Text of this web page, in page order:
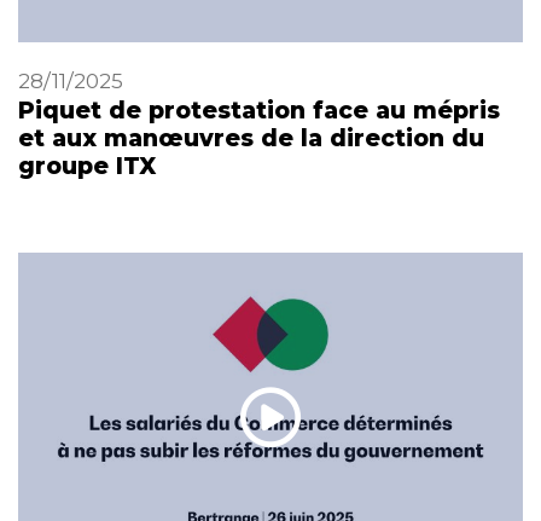
28/11/2025
Piquet de protestation face au mépris
et aux manœuvres de la direction du
groupe ITX